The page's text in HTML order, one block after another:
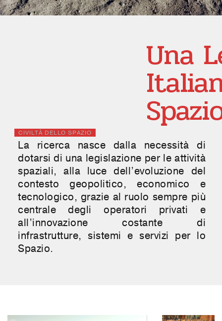
Una
CIVILTÀ DELLO SPAZIO
La ricerca nasce dalla necessità di
dotarsi di una legislazione per le attività
spaziali, alla luce dell’evoluzione del
contesto geopolitico, economico e
tecnologico, grazie al ruolo sempre più
centrale degli operatori privati e
all’innovazione costante di
infrastrutture, sistemi e servizi per lo
Spazio.